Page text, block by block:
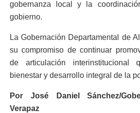
gobernanza local y la
gobierno.
La Gobernación Departamental de
su compromiso de continuar
de articulación interinstitucional
bienestar y desarrollo integral de la
Por José Daniel Sánchez/
Verapaz